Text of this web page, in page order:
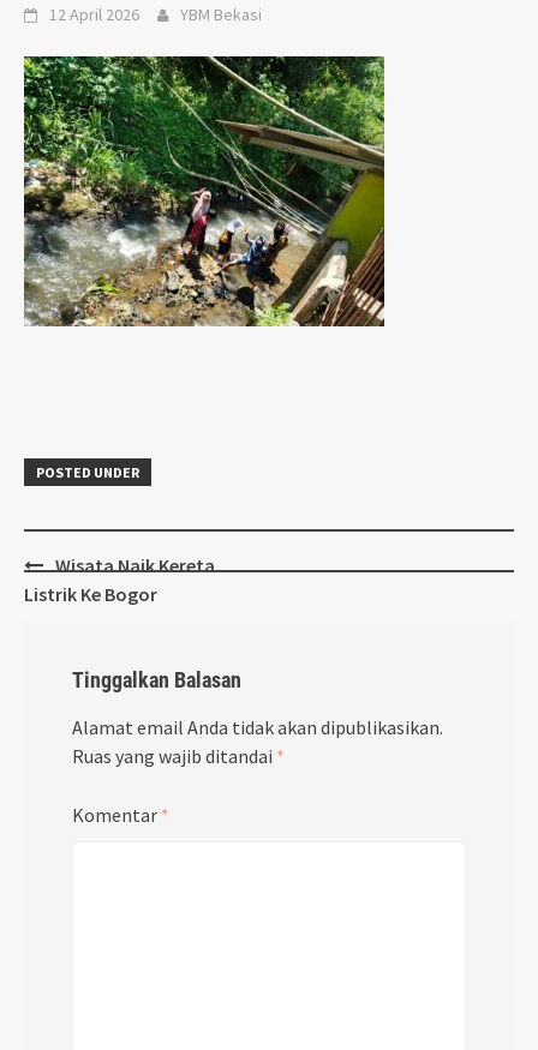
12 April 2026 YBM Bekasi
POSTED UNDER
Post
navigation
Wisata Naik Kereta
Listrik Ke Bogor
Tinggalkan Balasan
Alamat email Anda tidak akan dipublikasikan.
Ruas yang wajib ditandai *
Komentar *